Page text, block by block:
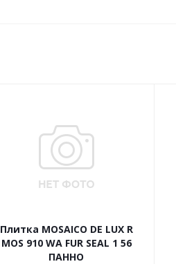
Плитка MOSAICO DE LUX R
MOS 910 WA FUR SEAL 1 56
ПАННО